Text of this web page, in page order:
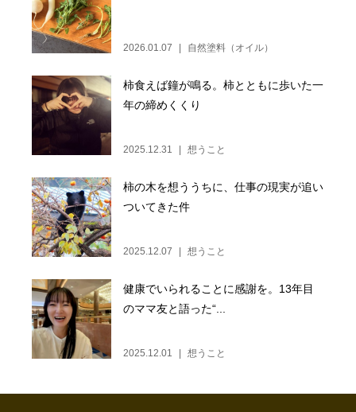
2026.01.07 自然塗料（オイル）
柿食えば鐘が鳴る。柿とともに歩いた一
年の締めくくり
2025.12.31 想うこと
柿の木を想ううちに、仕事の現実が追い
ついてきた件
2025.12.07 想うこと
健康でいられることに感謝を。13年目
のママ友と語った“...
2025.12.01 想うこと